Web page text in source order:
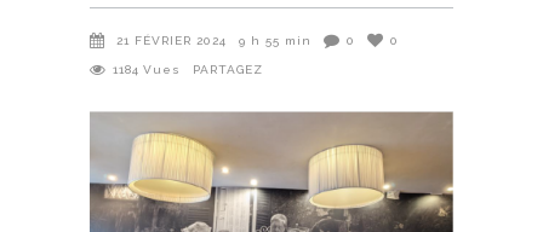
21 FÉVRIER 2024 9 h 55 min 0 0
1184 Vues PARTAGEZ